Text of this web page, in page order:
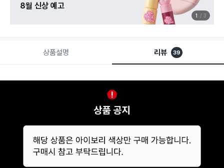
8월 신상 예고
1 3
상품설명 리뷰 39